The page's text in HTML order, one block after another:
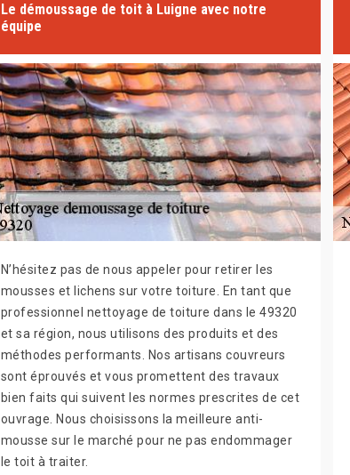
Le démoussage de toit à Luigne avec notre
équipe
N’hésitez pas de nous appeler pour retirer les
mousses et lichens sur votre toiture. En tant que
professionnel nettoyage de toiture dans le 49320
et sa région, nous utilisons des produits et des
méthodes performants. Nos artisans couvreurs
sont éprouvés et vous promettent des travaux
bien faits qui suivent les normes prescrites de cet
ouvrage. Nous choisissons la meilleure anti-
mousse sur le marché pour ne pas endommager
le toit à traiter.